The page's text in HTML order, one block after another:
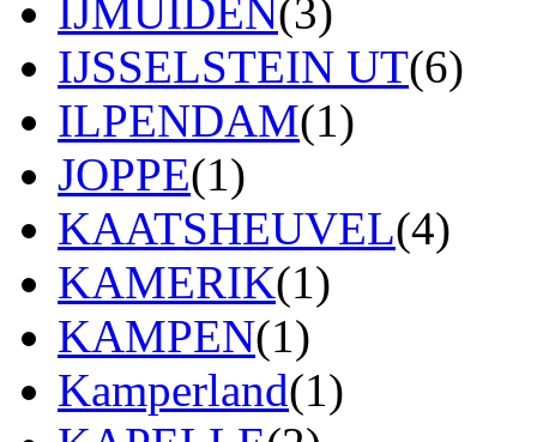
IJMUIDEN(3)
IJSSELSTEIN UT(6)
ILPENDAM(1)
JOPPE(1)
KAATSHEUVEL(4)
KAMERIK(1)
KAMPEN(1)
Kamperland(1)